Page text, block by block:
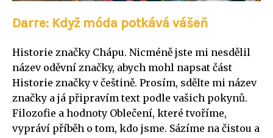
Darre: Když móda potkává vášeň
Historie značky Chápu. Nicméně jste mi nesdělil
název oděvní značky, abych mohl napsat část
Historie značky v češtině. Prosím, sdělte mi název
značky a já připravím text podle vašich pokynů.
Filozofie a hodnoty Oblečení, které tvoříme,
vypráví příběh o tom, kdo jsme. Sázíme na čistou a